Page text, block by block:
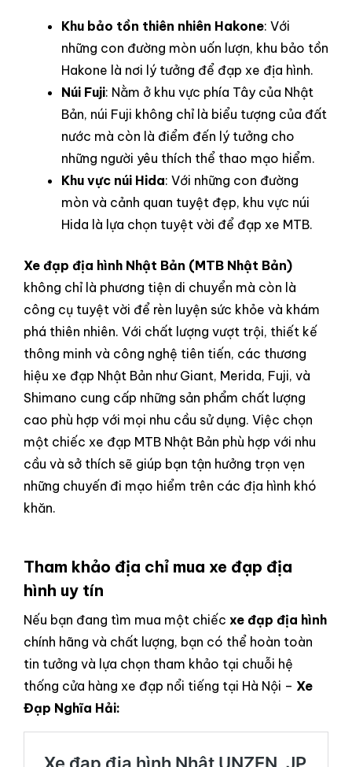
Khu bảo tồn thiên nhiên Hakone: Với
những con đường mòn uốn lượn, khu bảo tồn
Hakone là nơi lý tưởng để đạp xe địa hình.
Núi Fuji: Nằm ở khu vực phía Tây của Nhật
Bản, núi Fuji không chỉ là biểu tượng của đất
nước mà còn là điểm đến lý tưởng cho
những người yêu thích thể thao mạo hiểm.
Khu vực núi Hida: Với những con đường
mòn và cảnh quan tuyệt đẹp, khu vực núi
Hida là lựa chọn tuyệt vời để đạp xe MTB.
Xe đạp địa hình Nhật Bản (MTB Nhật Bản)
không chỉ là phương tiện di chuyển mà còn là
công cụ tuyệt vời để rèn luyện sức khỏe và khám
phá thiên nhiên. Với chất lượng vượt trội, thiết kế
thông minh và công nghệ tiên tiến, các thương
hiệu xe đạp Nhật Bản như Giant, Merida, Fuji, và
Shimano cung cấp những sản phẩm chất lượng
cao phù hợp với mọi nhu cầu sử dụng. Việc chọn
một chiếc xe đạp MTB Nhật Bản phù hợp với nhu
cầu và sở thích sẽ giúp bạn tận hưởng trọn vẹn
những chuyến đi mạo hiểm trên các địa hình khó
khăn.
Tham khảo địa chỉ mua xe đạp địa
hình uy tín
Nếu bạn đang tìm mua một chiếc xe đạp địa hình
chính hãng và chất lượng, bạn có thể hoàn toàn
tin tưởng và lựa chọn tham khảo tại chuỗi hệ
thống cửa hàng xe đạp nổi tiếng tại Hà Nội – Xe
Đạp Nghĩa Hải: